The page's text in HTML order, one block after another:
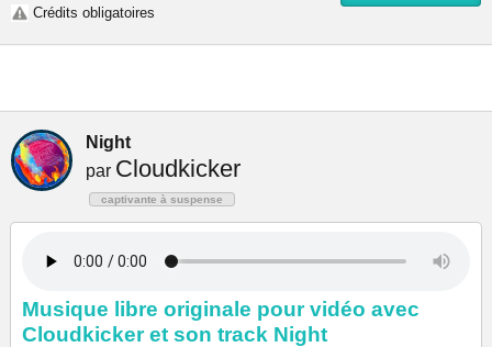
Crédits obligatoires
Night
par Cloudkicker
captivante à suspense
Musique libre originale pour vidéo avec
Cloudkicker et son track Night